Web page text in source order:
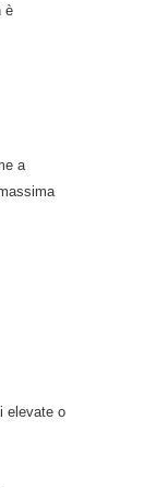
è
a
elevate o